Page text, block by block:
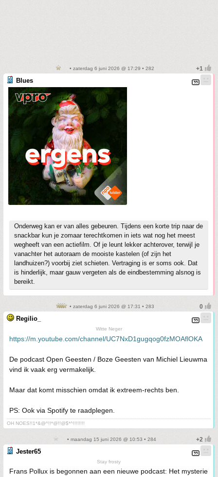
• zaterdag 6 juni 2026 @ 17:29 • 282
Blues
Onderweg kan er van alles gebeuren. Tijdens een korte trip naar de
snackbar kun je zomaar terechtkomen in iets wat nog het meest
wegheeft van een actiefilm. Of je leunt lekker achterover, terwijl je
vanachter het autoraam de mooiste kastelen (of zijn het
landhuizen?) voorbij ziet schieten. Vertraging is er soms ook. Dat
is hinderlijk, maar gauw vergeten als de eindbestemming alsnog is
bereikt.
• zaterdag 6 juni 2026 @ 17:31 • 283
Regilio_
Witte Neger
https://m.youtube.com/channel/UC7NxD1gugqog0fzMOAflOKA
De podcast Open Geesten / Boze Geesten van Michiel Lieuwma
vind ik vaak erg vermakelijk.
Maar dat komt misschien omdat ik extreem-rechts ben.
PS: Ook via Spotify te raadplegen.
OH NOES!!1*&@^!!*@!!@$*^!!!!!!!!
• maandag 15 juni 2026 @ 10:53 • 284
Jester65
Stay frosty
Frans Pollux is begonnen aan een nieuwe podcast: Het mysterie